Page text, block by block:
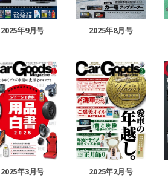
2025年9月号 2025年8月号
2025年3月号 2025年2月号